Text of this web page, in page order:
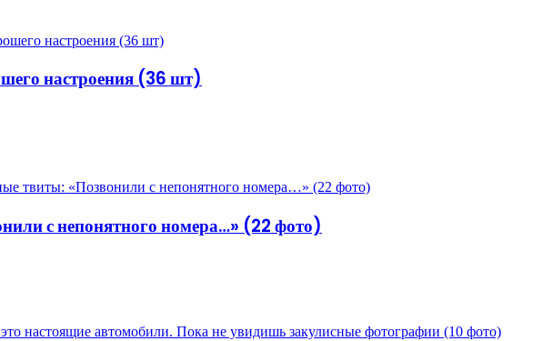
настроения (36 шт)
с непонятного номера…» (22 фото)
настоящие автомобили. Пока не увидишь закулисные фотографии (10 фото)